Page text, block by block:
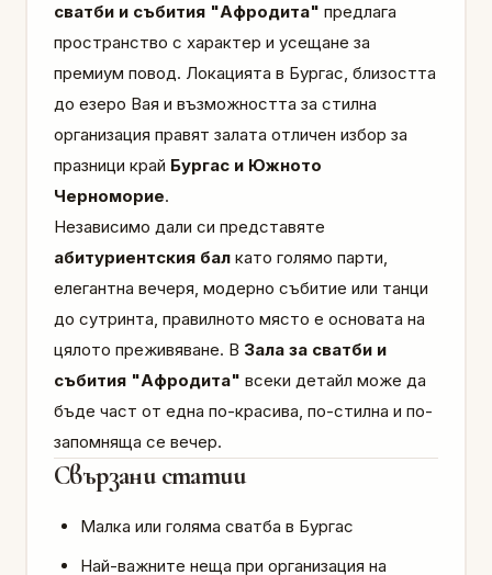
сватби и събития "Афродита" предлага
пространство с характер и усещане за
премиум повод. Локацията в Бургас, близостта
до езеро Вая и възможността за стилна
организация правят залата отличен избор за
празници край Бургас и Южното
Черноморие.
Независимо дали си представяте
абитуриентския бал като голямо парти,
елегантна вечеря, модерно събитие или танци
до сутринта, правилното място е основата на
цялото преживяване. В Зала за сватби и
събития "Афродита" всеки детайл може да
бъде част от една по-красива, по-стилна и по-
запомняща се вечер.
Свързани статии
Малка или голяма сватба в Бургас
Най-важните неща при организация на